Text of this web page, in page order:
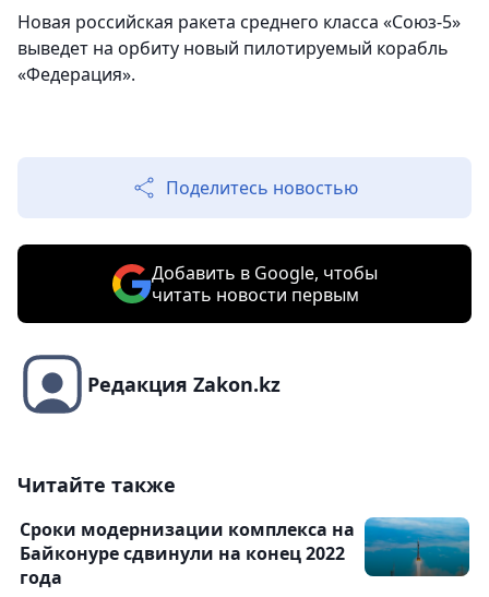
Новая российская ракета среднего класса «Союз-5»
выведет на орбиту новый пилотируемый корабль
«Федерация».
Поделитесь новостью
Добавить в Google, чтобы
читать новости первым
Редакция Zakon.kz
Читайте также
Сроки модернизации комплекса на
Байконуре сдвинули на конец 2022
года